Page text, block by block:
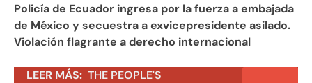
Policía de Ecuador ingresa por la fuerza a embajada
de México y secuestra a exvicepresidente asilado.
Violación flagrante a derecho internacional
LEER MÁS: THE PEOPLE'S